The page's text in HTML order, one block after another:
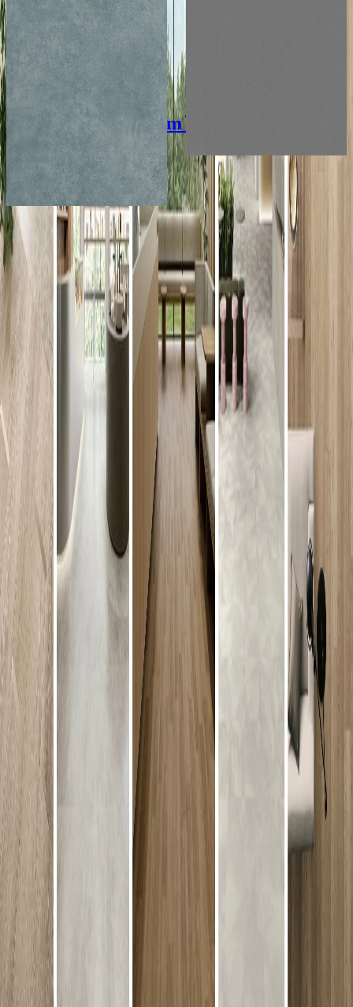
東リ株式会社
ルースレイマスタ
ーNW-
EX（500mm×500mm）
¥10,500 / ㎡ 税抜 ¥ 10,500
/ ㎡
[税抜]
サンプル請求
こちらもおすすめ
メーカー
田島ルーフィング
マティルNW/Eサイズ - カラー
¥5,300 / ㎡ 税抜 [税抜]
サンプル請求
メーカー
田島ルーフィング
マティルNW/Eサイズ - カラー
¥5,300 / ㎡ 税抜 5,300 [税抜]
メーカー
レイフラットタイル/LF-5000 - LF-
5711
¥10,400 / m 税抜 10,400
メーカー
ニューソフトン - 613-344
¥4,000 / m 税抜